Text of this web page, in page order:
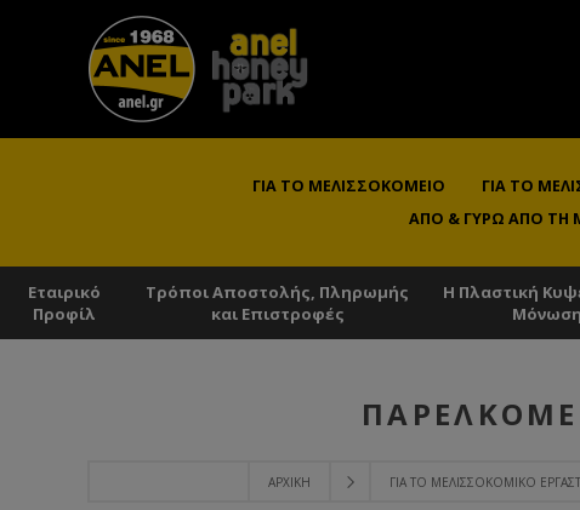
ΓΙΑ ΤΟ ΜΕΛΙΣΣΟΚΟΜΕΊΟ ΓΙΑ ΤΟ
ΑΠΌ & ΓΎΡΩ ΑΠΌ ΤΗ
Εταιρικό
Προφίλ
Τρόποι Αποστολής, Πληρωμής
και Επιστροφές
Η Πλαστική
Μόνωση
ΑΡΧΙΚΉ ΓΙΑ ΤΟ ΜΕΛΙΣΣΟΚΟΜΙΚΌ